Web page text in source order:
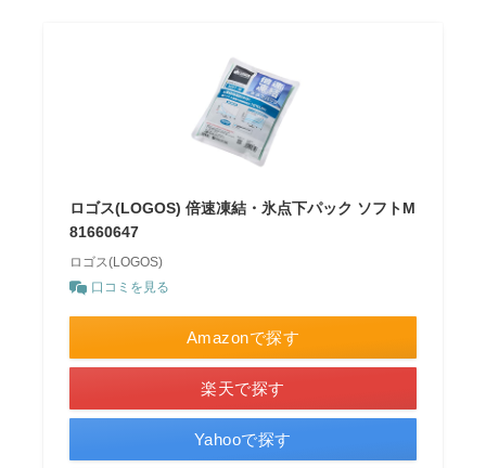
ロゴス(LOGOS) 倍速凍結・氷点下パック ソフトM
81660647
ロゴス(LOGOS)
口コミを見る
Amazonで探す
楽天で探す
Yahooで探す